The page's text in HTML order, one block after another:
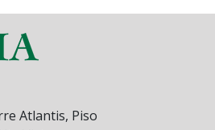
Atlantis, Piso